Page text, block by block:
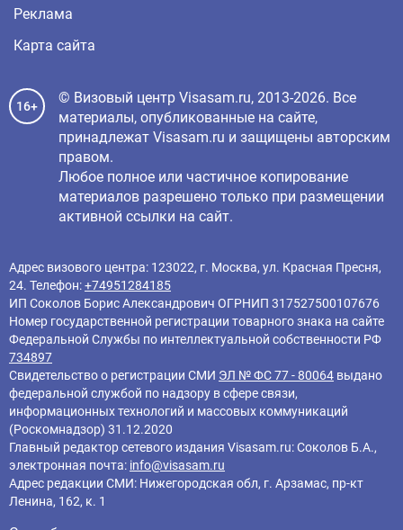
Реклама
Карта сайта
16+
© Визовый центр Visasam.ru, 2013-2026. Все
материалы, опубликованные на сайте,
принадлежат Visasam.ru и защищены авторским
правом.
Любое полное или частичное копирование
материалов разрешено только при размещении
активной ссылки на сайт.
Адрес визового центра: 123022, г. Москва, ул. Красная Пресня,
24. Телефон:+74951284185
ИП Соколов Борис Александрович ОГРНИП 317527500107676
Номер государственной регистрации товарного знака на сайте
Федеральной Службы по интеллектуальной собственности РФ
734897
Свидетельство о регистрации СМИ ЭЛ № ФС 77 - 80064 выдано
федеральной службой по надзору в сфере связи,
информационных технологий и массовых коммуникаций
(Роскомнадзор) 31.12.2020
Главный редактор cетевого издания Visasam.ru: Соколов Б.А.,
электронная почта: info@visasam.ru
Адрес редакции СМИ: Нижегородская обл, г. Арзамас, пр-кт
Ленина, 162, к. 1